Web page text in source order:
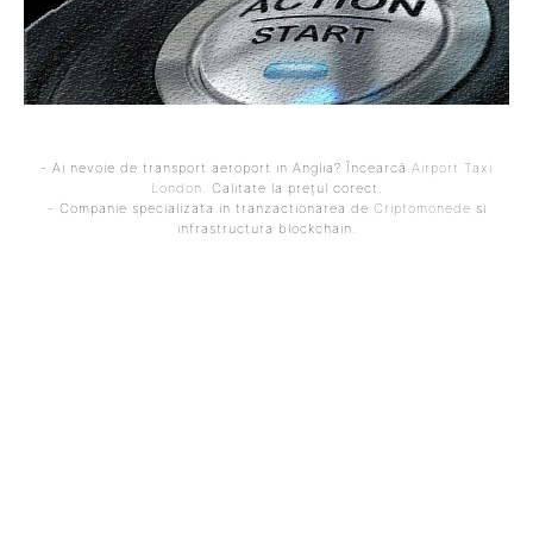
- Ai nevoie de transport aeroport in Anglia? Încearcă Airport Taxi
London . Calitate la prețul corect.
- Companie specializata in tranzactionarea de Criptomonede si
infrastructura blockchain.